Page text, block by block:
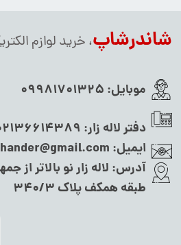
شاندرشاپ، خرید لوازم
موبایل: 09981701325
دفتر لاله زار:
ایمیل:
آدرس: لاله زار نو بالاتر از
طبقه همکف پلاک ۳۴۰/۳